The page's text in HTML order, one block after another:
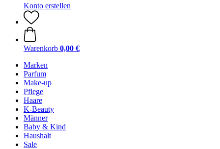
Konto erstellen
Warenkorb 0,00 €
Marken
Parfum
Make-up
Pflege
Haare
K-Beauty
Männer
Baby & Kind
Haushalt
Sale